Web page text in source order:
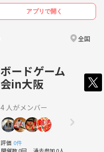
アプリで開く
全国
ボードゲーム
会in大阪
4 人がメンバー
評価 0件